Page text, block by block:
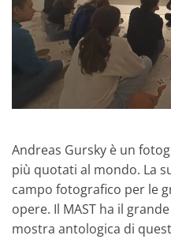
Andreas Gursky è un
più quotati al mondo. La
campo fotografico per le
opere. Il MAST ha il
mostra antologica di